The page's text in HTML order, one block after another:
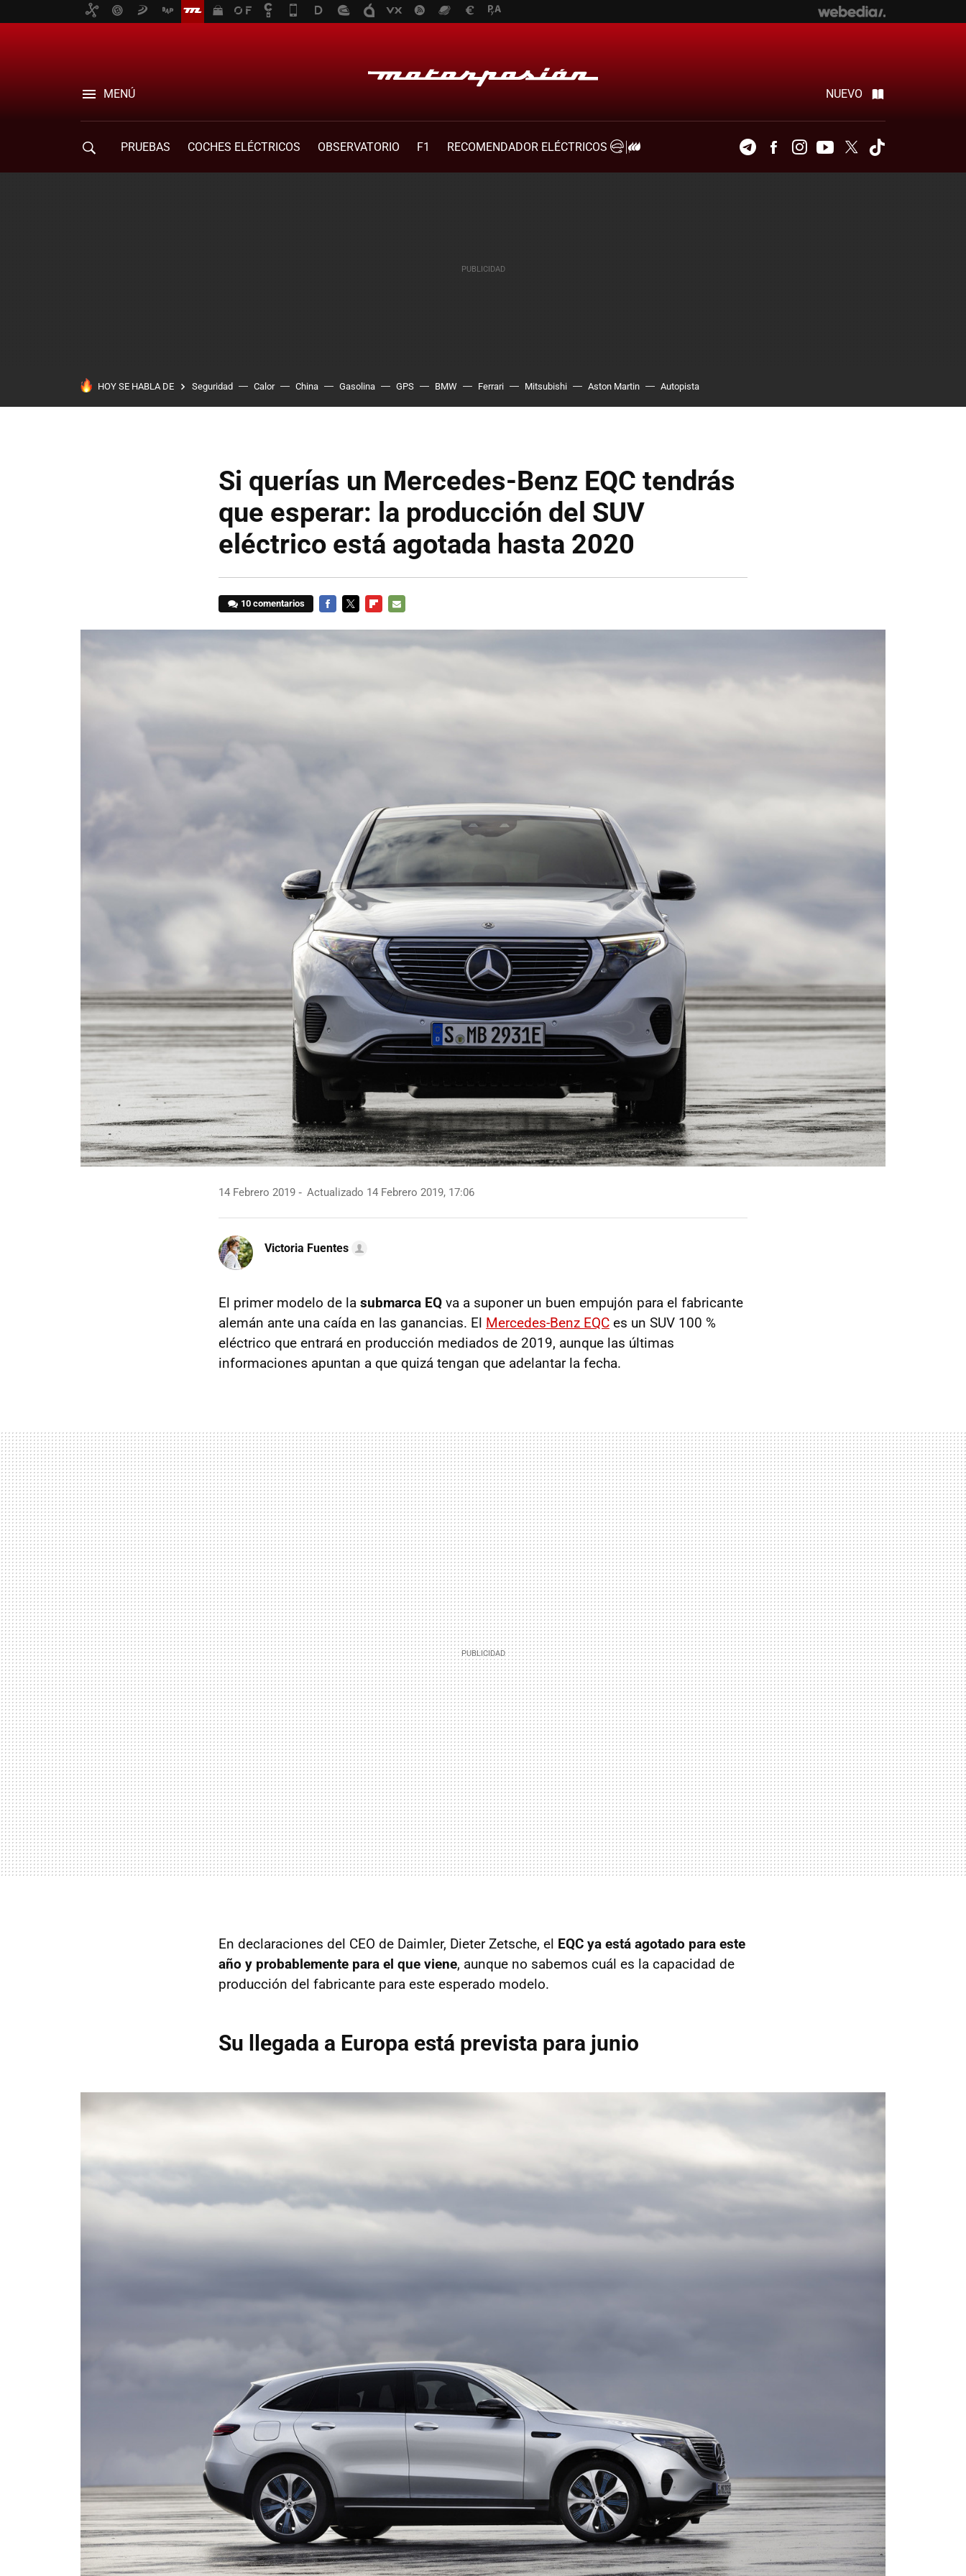
MENÚ NUEVO
PRUEBAS COCHES ELÉCTRICOS OBSERVATORIO F1
RECOMENDADOR ELÉCTRICOS
TelegramFacebookInstagramYoutubeTwitter
HOY SE HABLA DE Seguridad Calor China Gasolina GPS BMW Ferrari Mitsubishi Aston Martin Autopista
Si querías un Mercedes-Benz EQC tendrás
que esperar: la producción del SUV
eléctrico está agotada hasta 2020
10 comentarios
14 Febrero 2019 Actualizado 14 Febrero 2019, 17:06
Victoria Fuentes
El primer modelo de la submarca EQ va a suponer un buen empujón para el fabricante
alemán ante una caída en las ganancias. El Mercedes-Benz EQC es un SUV 100 %
eléctrico que entrará en producción mediados de 2019, aunque las últimas
informaciones apuntan a que quizá tengan que adelantar la fecha.
En declaraciones del CEO de Daimler, Dieter Zetsche, el EQC ya está agotado para este
año y probablemente para el que viene, aunque no sabemos cuál es la capacidad de
producción del fabricante para este esperado modelo.
Su llegada a Europa está prevista para junio